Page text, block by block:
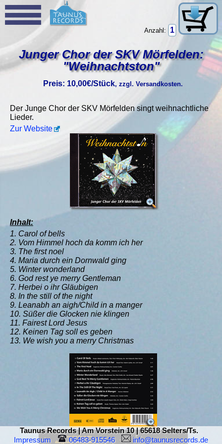
Junger Chor der SKV Mörfelden:
"Weihnachtston"
Preis: 10,00€/Stück, zzgl. Versandkosten.
Anzahl:
Der Junge Chor der SKV Mörfelden singt weihnachtliche
Lieder.
Zur Website
Inhalt:
1. Carol of bells
2. Vom Himmel hoch da komm ich her
3. The first noel
4. Maria durch ein Dornwald ging
5. Winter wonderland
6. God rest ye merry Gentleman
7. Herbei o ihr Gläubigen
8. In the still of the night
9. Leanabh an aigh/Child in a manger
10. Süßer die Glocken nie klingen
11. Fairest Lord Jesus
12. Keinen Tag soll es geben
13. We wish you a merry Christmas
Taunus Records | Am Vorstein 10 | 65618 Selters/Ts.
Impressum
06483-915546 info@taunusrecords.de